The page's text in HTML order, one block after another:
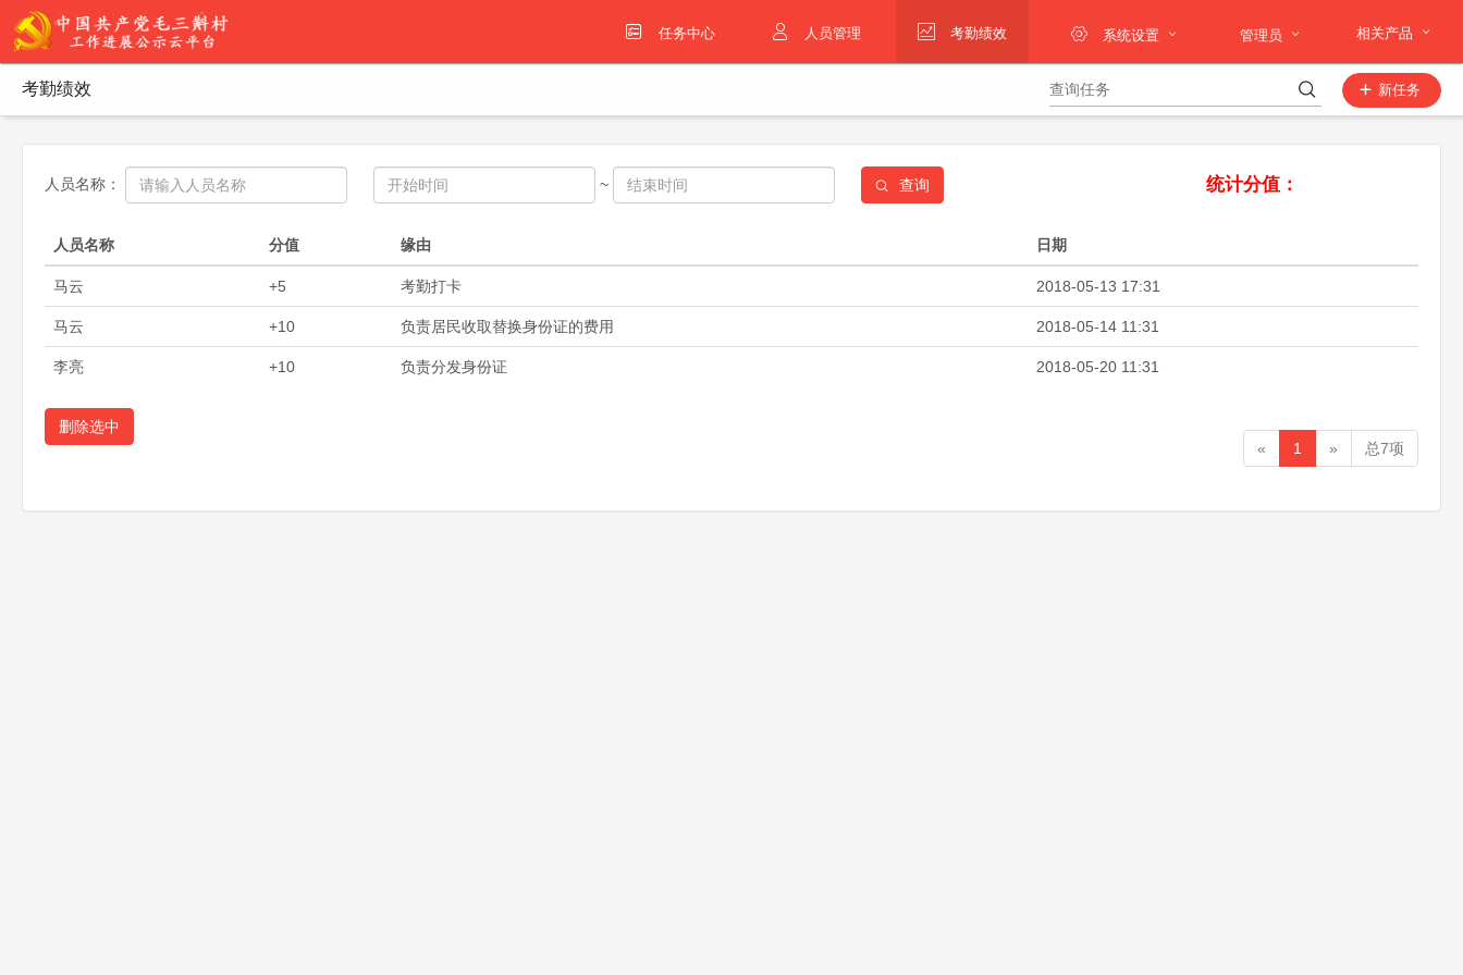
任务中心 人员管理 考勤绩效 系统设置 管理员 相关产品
考勤绩效 新任务
人员名称： ~ 查询 统计分值：
人员名称 分值 缘由 日期
马云 +5 考勤打卡 2018-05-13 17:31
马云 +10 负责居民收取替换身份证的费用 2018-05-14 11:31
李亮 +10 负责分发身份证 2018-05-20 11:31
删除选中
«
1 » 总7项